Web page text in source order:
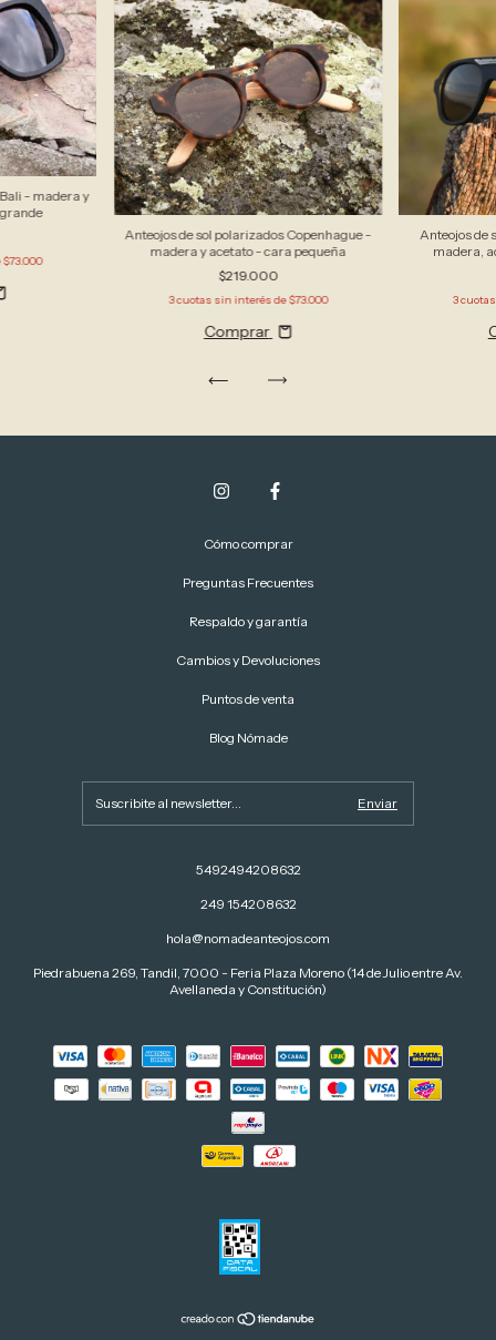
- madera y
$73.000
Anteojos de sol polarizados Copenhague -
madera y acetato - cara pequeña
$219.000
3cuotas sin interés de$73.000
Comprar
Anteojos de
madera,
3
Cómo comprar
Preguntas Frecuentes
Respaldo y garantía
Cambios y Devoluciones
Puntos de venta
Blog Nómade
5492494208632
249 154208632
hola@nomadeanteojos.com
Piedrabuena 269, Tandil, 7000 - Feria Plaza Moreno (14 de Julio entre Av.
Avellaneda y Constitución)